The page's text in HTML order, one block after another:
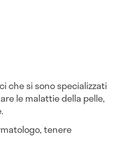
che si sono specializzati
le malattie della pelle,
tenere